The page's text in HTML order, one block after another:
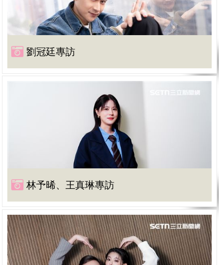
劉冠廷專訪
林予晞、王真琳專訪